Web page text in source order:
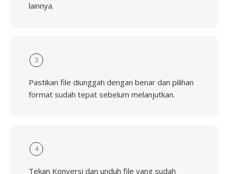
lainnya.
3
Pastikan file diunggah dengan benar dan pilihan
format sudah tepat sebelum melanjutkan.
4
Tekan Konversi dan unduh file yang sudah